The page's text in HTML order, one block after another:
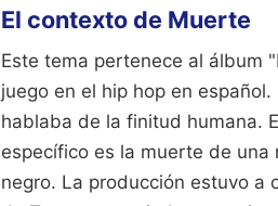
El contexto de Muerte
Este tema pertenece al álbum
juego en el hip hop en
hablaba de la finitud humana.
específico es la muerte de una
negro. La producción estuvo a